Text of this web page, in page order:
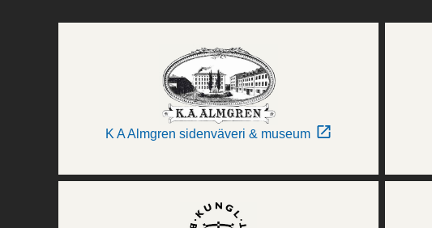
K A Almgren sidenväveri & museum